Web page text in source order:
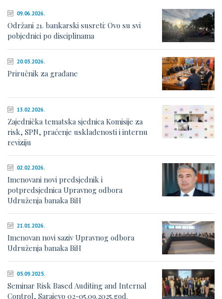
09.06.2026.
Održani 21. bankarski susreti: Ovo su svi
pobjednici po disciplinama
20.03.2026.
Priručnik za građane
13.02.2026.
Zajednička tematska sjednica Komisije za
risk, SPN, praćenje usklađenosti i internu
reviziju
02.02.2026.
Imenovani novi predsjednik i
potpredsjednica Upravnog odbora
Udruženja banaka BiH
21.01.2026.
Imenovan novi saziv Upravnog odbora
Udruženja banaka BiH
05.09.2025.
Seminar Risk Based Auditing and Internal
Control, Sarajevo 02-05.09.2025.god.